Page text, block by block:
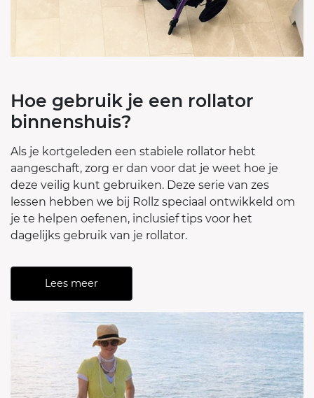
Hoe gebruik je een rollator
binnenshuis?
Als je kortgeleden een stabiele rollator hebt
aangeschaft, zorg er dan voor dat je weet hoe je
deze veilig kunt gebruiken. Deze serie van zes
lessen hebben we bij Rollz speciaal ontwikkeld om
je te helpen oefenen, inclusief tips voor het
dagelijks gebruik van je rollator.
Lees meer